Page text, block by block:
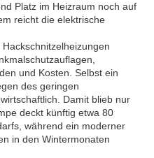
Platz im Heizraum noch auf
reicht die elektrische
und Kosten. Selbst ein
des geringen
Damit blieb nur
deckt künftig etwa 80
während ein moderner
in den Wintermonaten